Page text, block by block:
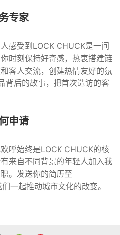
专家
感受到LOCK CHUCK是一间
时刻保持好奇感，热衷搭建链
客人交流，创建热情友好的氛
背后的故事，把首次造访的客
申请
呼始终是LOCK CHUCK的核
来自不同背景的年轻人加入我
。发送你的简历至
一起推动城市文化的改变。